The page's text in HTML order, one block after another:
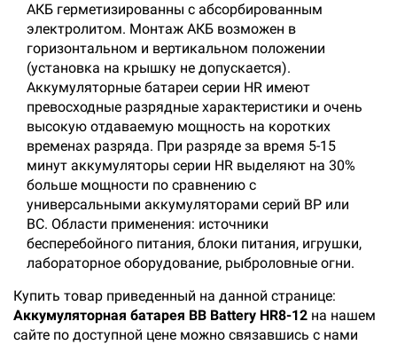
АКБ герметизированны с абсорбированным
электролитом. Монтаж АКБ возможен в
горизонтальном и вертикальном положении
(установка на крышку не допускается).
Аккумуляторные батареи серии HR имеют
превосходные разрядные характеристики и очень
высокую отдаваемую мощность на коротких
временах разряда. При разряде за время 5-15
минут аккумуляторы серии HR выделяют на 30%
больше мощности по сравнению с
универсальными аккумуляторами серий BP или
BC. Области применения: источники
бесперебойного питания, блоки питания, игрушки,
лабораторное оборудование, рыброловные огни.
Купить товар приведенный на данной странице:
Аккумуляторная батарея BB Battery HR8-12 на нашем
сайте по доступной цене можно связавшись с нами